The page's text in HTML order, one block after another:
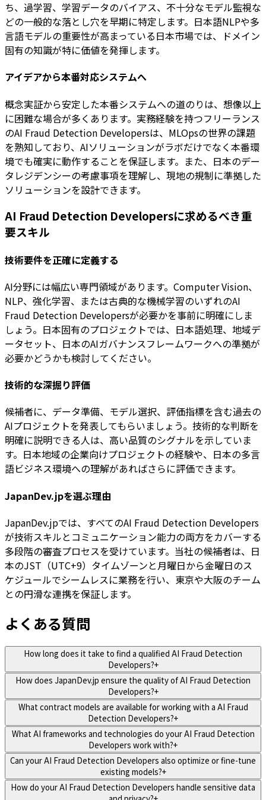
ち、過学習、学習データのバイアス、不十分なモデル監視な
どの一般的な落とし穴を早期に特定します。日本語NLPや多
言語モデルの重要性が高まっている日本市場では、ドメイン
固有の知識が特に価値を発揮します。
アイデアから本番対応システムへ
概念実証から安定した本番システムへの道のりは、想像以上
に困難な場合が多くあります。実務経験を持つフリーランス
のAI Fraud Detection Developersは、MLOpsの世界の課題
を熟知しており、AIソリューションがラボだけでなく本番環
境でも確実に動作することを保証します。また、日本のデー
タレジデンシーの考慮事項を理解し、現地の規制に準拠した
ソリューションを設計できます。
AI Fraud Detection Developersに求めるべき重
要スキル
技術要件を正確に定義する
AI分野には幅広い専門領域があります。Computer Vision、
NLP、強化学習、または古典的な機械学習のいずれのAI
Fraud Detection Developersが必要かを事前に明確にしま
しょう。日本固有のプロジェクトでは、日本語処理、地域デ
ータセット、日本のAIガバナンスフレームワークへの準拠が
必要かどうかも検討してください。
技術的な深掘り評価
候補者に、データ準備、モデル選択、評価指標を含む過去の
AIプロジェクトを発表してもらいましょう。技術的な判断を
明確に説明できる人は、高い品質のシグナルを示していま
す。日本地域の企業向けプロジェクトの経験や、日本の多言
語ビジネス環境への理解があればさらに評価できます。
JapanDev.jpを選ぶ理由
JapanDev.jpでは、すべてのAI Fraud Detection Developers
が技術スキルとコミュニケーション能力の両方をカバーする
多段階の審査プロセスを受けています。当社の候補者は、日
本のJST（UTC+9）タイムゾーンと月曜日から金曜日のス
ケジュールでシームレスに業務を行い、東京や大阪のチーム
との円滑な連携を保証します。
よくある質問
How long does it take to find a qualified AI Fraud Detection
Developers?+
How does JapanDev.jp ensure the quality of AI Fraud Detection
Developers?+
What contract models are available for working with a AI Fraud
Detection Developers?+
What AI frameworks and technologies do your AI Fraud Detection
Developers work with?+
Can your AI Fraud Detection Developers also optimize or fine-tune
existing models?+
How do your AI Fraud Detection Developers handle sensitive data